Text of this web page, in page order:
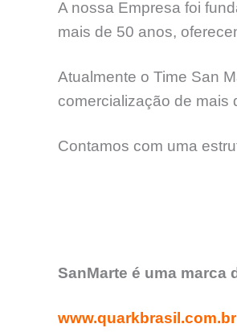
A nossa Empresa foi
mais de 50 anos,
Atualmente o Time San
comercialização de mais
Contamos com uma
SanMarte é uma marca
www.quarkbrasil.com.br